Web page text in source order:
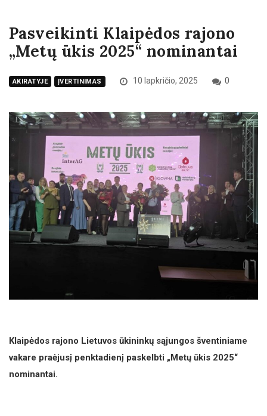
Pasveikinti Klaipėdos rajono
„Metų ūkis 2025“ nominantai
AKIRATYJE ĮVERTINIMAS 10 lapkričio, 2025 0
Klaipėdos rajono Lietuvos ūkininkų sąjungos šventiniame
vakare praėjusį penktadienį paskelbti „Metų ūkis 2025“
nominantai.